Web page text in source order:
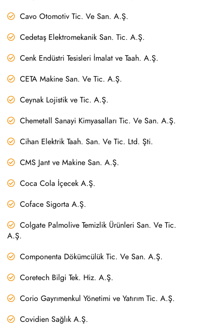
Cavo Otomotiv Tic. Ve San. A.Ş.
Cedetaş Elektromekanik San. Tic. A.Ş.
Cenk Endüstri Tesisleri İmalat ve Taah. A.Ş.
CETA Makine San. Ve Tic. A.Ş.
Ceynak Lojistik ve Tic. A.Ş.
Chemetall Sanayi Kimyasalları Tic. Ve San. A.Ş.
Cihan Elektrik Taah. San. Ve Tic. Ltd. Şti.
CMS Jant ve Makine San. A.Ş.
Coca Cola İçecek A.Ş.
Coface Sigorta A.Ş.
Colgate Palmolive Temizlik Ürünleri San. Ve Tic.
A.Ş.
Componenta Dökümcülük Tic. Ve San. A.Ş.
Coretech Bilgi Tek. Hiz. A.Ş.
Corio Gayrımenkul Yönetimi ve Yatırım Tic. A.Ş.
Covidien Sağlık A.Ş.